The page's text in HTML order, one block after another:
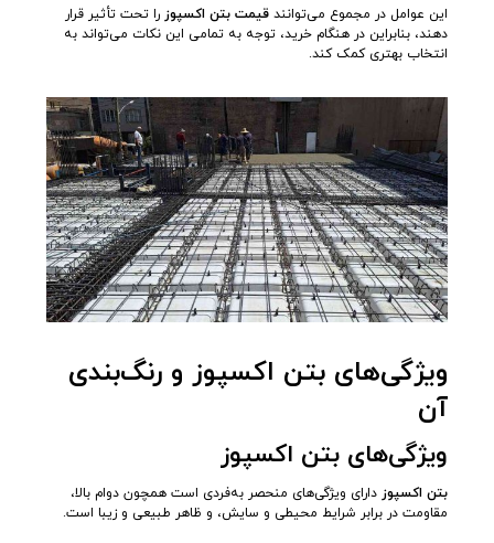
این عوامل در مجموع می‌توانندقیمت بتن اکسپوز را تحت تأثیر قرار
دهند، بنابراین در هنگام خرید، توجه به تمامی این نکات می‌تواند به
انتخاب بهتری کمک کند.
ویژگی‌های بتن اکسپوز و رنگ‌بندی
آن
ویژگی‌های بتن اکسپوز
بتن اکسپوز دارای ویژگی‌های منحصر به‌فردی است همچون دوام بالا،
مقاومت در برابر شرایط محیطی و سایش، و ظاهر طبیعی و زیبا است.